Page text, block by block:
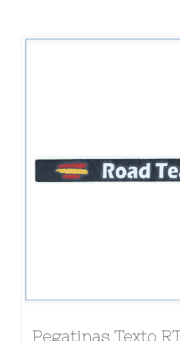
Pegatinas Texto